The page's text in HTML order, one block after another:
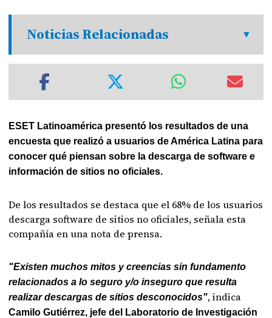
Noticias Relacionadas
ESET Latinoamérica presentó los resultados de una
encuesta que realizó a usuarios de América Latina para
conocer qué piensan sobre la descarga de software e
información de sitios no oficiales.
De los resultados se destaca que el 68% de los usuarios
descarga software de sitios no oficiales, señala esta
compañía en una nota de prensa.
"Existen muchos mitos y creencias sin fundamento
relacionados a lo seguro y/o inseguro que resulta
realizar descargas de sitios desconocidos", indica
Camilo Gutiérrez, jefe del Laboratorio de Investigación